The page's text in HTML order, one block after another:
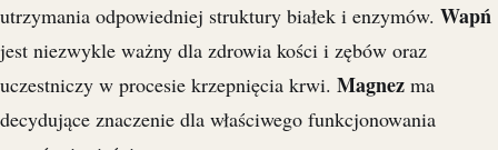
utrzymania odpowiedniej struktury białek i enzymów. Wapń
jest niezwykle ważny dla zdrowia kości i zębów oraz
uczestniczy w procesie krzepnięcia krwi. Magnez ma
decydujące znaczenie dla właściwego funkcjonowania